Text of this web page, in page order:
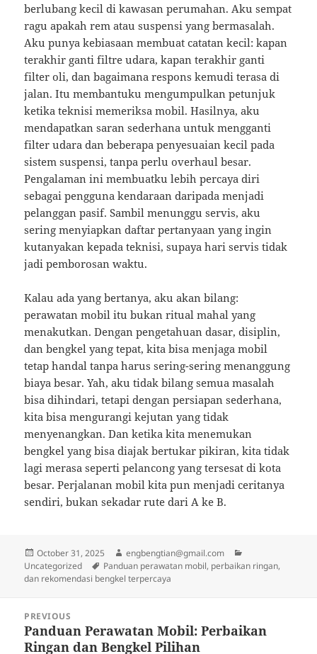
berlubang kecil di kawasan perumahan. Aku sempat
ragu apakah rem atau suspensi yang bermasalah.
Aku punya kebiasaan membuat catatan kecil: kapan
terakhir ganti filtre udara, kapan terakhir ganti
filter oli, dan bagaimana respons kemudi terasa di
jalan. Itu membantuku mengumpulkan petunjuk
ketika teknisi memeriksa mobil. Hasilnya, aku
mendapatkan saran sederhana untuk mengganti
filter udara dan beberapa penyesuaian kecil pada
sistem suspensi, tanpa perlu overhaul besar.
Pengalaman ini membuatku lebih percaya diri
sebagai pengguna kendaraan daripada menjadi
pelanggan pasif. Sambil menunggu servis, aku
sering menyiapkan daftar pertanyaan yang ingin
kutanyakan kepada teknisi, supaya hari servis tidak
jadi pemborosan waktu.
Kalau ada yang bertanya, aku akan bilang:
perawatan mobil itu bukan ritual mahal yang
menakutkan. Dengan pengetahuan dasar, disiplin,
dan bengkel yang tepat, kita bisa menjaga mobil
tetap handal tanpa harus sering-sering menanggung
biaya besar. Yah, aku tidak bilang semua masalah
bisa dihindari, tetapi dengan persiapan sederhana,
kita bisa mengurangi kejutan yang tidak
menyenangkan. Dan ketika kita menemukan
bengkel yang bisa diajak bertukar pikiran, kita tidak
lagi merasa seperti pelancong yang tersesat di kota
besar. Perjalanan mobil kita pun menjadi ceritanya
sendiri, bukan sekadar rute dari A ke B.
Posted
on
October 31, 2025 Author
engbengtian@gmail.com
Uncategorized
Tags
Panduan perawatan mobil, perbaikan ringan,
dan rekomendasi bengkel terpercaya
navigation
PREVIOUS
Previous
post:
Panduan Perawatan Mobil: Perbaikan
Ringan dan Bengkel Pilihan